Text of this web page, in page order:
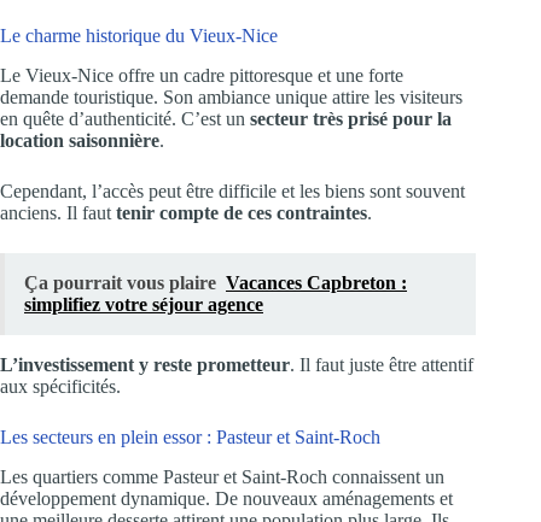
Le charme historique du Vieux-Nice
Le Vieux-Nice offre un cadre pittoresque et une forte
demande touristique. Son ambiance unique attire les visiteurs
en quête d’authenticité. C’est un secteur très prisé pour la
location saisonnière.
Cependant, l’accès peut être difficile et les biens sont souvent
anciens. Il faut tenir compte de ces contraintes.
Ça pourrait vous plaire Vacances Capbreton :
simplifiez votre séjour agence
L’investissement y reste prometteur. Il faut juste être attentif
aux spécificités.
Les secteurs en plein essor : Pasteur et Saint-Roch
Les quartiers comme Pasteur et Saint-Roch connaissent un
développement dynamique. De nouveaux aménagements et